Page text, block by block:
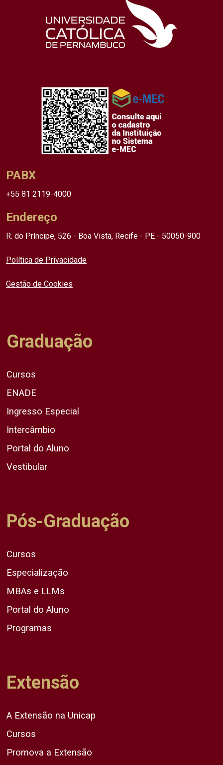
PABX
+55 81 2119-4000
Endereço
R. do Príncipe, 526 - Boa Vista, Recife - PE - 50050-900
Política de Privacidade
Gestão de Cookies
Graduação
Cursos
ENADE
Ingresso Especial
Intercâmbio
Portal do Aluno
Vestibular
Pós-Graduação
Cursos
Especialização
MBAs e LLMs
Portal do Aluno
Programas
Extensão
A Extensão na Unicap
Cursos
Promova a Extensão